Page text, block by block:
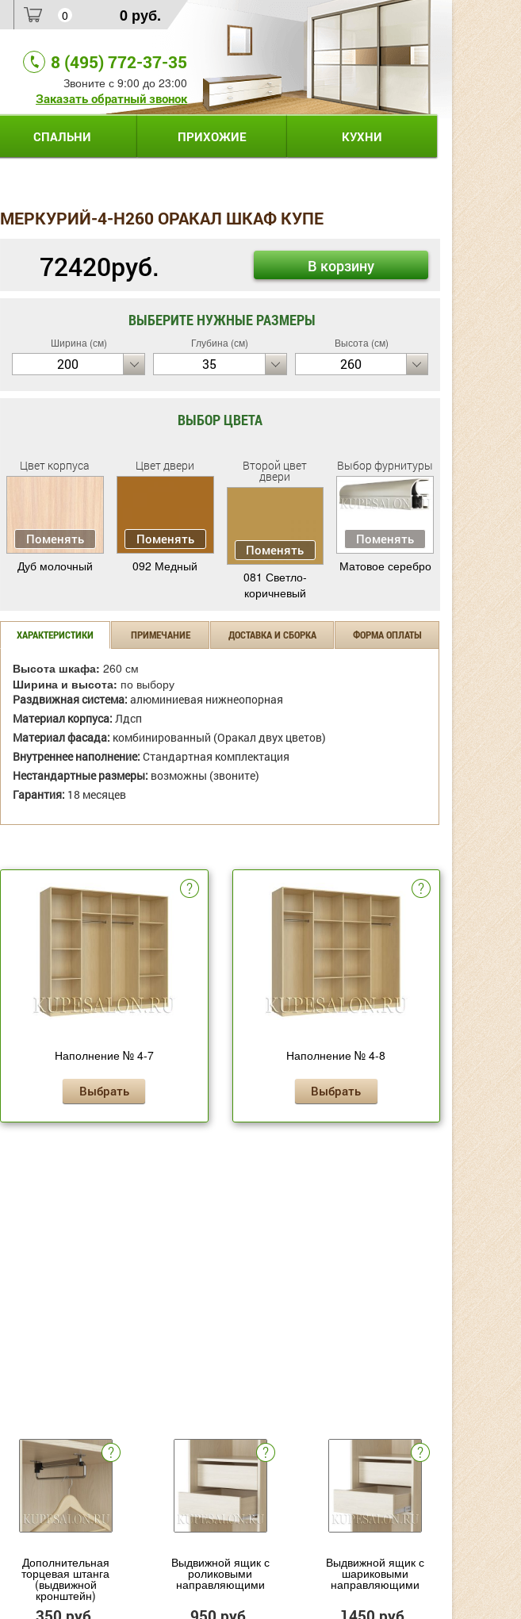
0 0 руб.
8 (495) 772-37-35
Звоните с 9:00 до 23:00
Заказать обратный звонок
СПАЛЬНИ ПРИХОЖИЕ КУХНИ
МЕРКУРИЙ-4-H260 ОРАКАЛ ШКАФ КУПЕ
72420руб. В корзину
ВЫБЕРИТЕ НУЖНЫЕ РАЗМЕРЫ
Ширина (см)
200
Глубина (см)
35
Высота (см)
260
ВЫБОР ЦВЕТА
Цвет корпуса
Поменять
Дуб молочный
Цвет двери
Поменять
092 Медный
Второй цвет
двери
Поменять
081 Светло-
коричневый
Выбор фурнитуры
Поменять
Матовое серебро
ХАРАКТЕРИСТИКИ ПРИМЕЧАНИЕ ДОСТАВКА И СБОРКА ФОРМА ОПЛАТЫ
Высота шкафа: 260 см
Ширина и высота: по выбору
Раздвижная система: алюминиевая нижнеопорная
Материал корпуса: Лдсп
Материал фасада: комбинированный (Оракал двух цветов)
Внутреннее наполнение: Стандартная комплектация
Нестандартные размеры: возможны (звоните)
Гарантия: 18 месяцев
Наполнение № 4-7
Выбрать
Наполнение № 4-8
Выбрать
Дополнительная
торцевая штанга
(выдвижной
кронштейн)
Выдвижной ящик с
роликовыми
направляющими
Выдвижной ящик с
шариковыми
направляющими